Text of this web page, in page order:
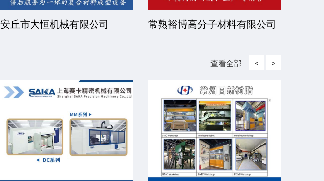
安丘市大恒机械有限公司 常熟裕博高分子材料有限公司
查看全部 < >